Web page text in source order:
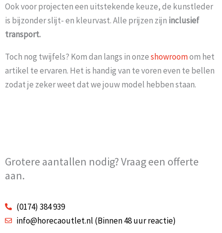
Ook voor projecten een uitstekende keuze, de kunstleder
is bijzonder slijt- en kleurvast. Alle prijzen zijn inclusief
transport.
Toch nog twijfels? Kom dan langs in onzeshowroomom het
artikel te ervaren. Het is handig van te voren even te bellen
zodat je zeker weet dat we jouw model hebben staan.
Grotere aantallen nodig? Vraag een offerte
aan.
(0174) 384 939
info@horecaoutlet.nl (Binnen 48 uur reactie)